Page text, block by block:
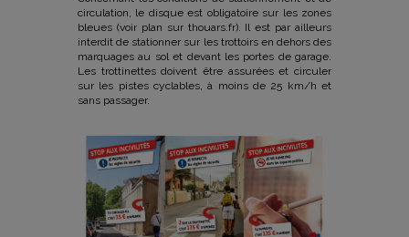
circulation, le disque est obligatoire sur les zones
bleues (voir plan sur thouars.fr). Il est par ailleurs
interdit de stationner sur les trottoirs en dehors des
marquages au sol et devant les portes de garage.
Les trottinettes doivent être assurées et circuler
sur les pistes cyclables, à moins de 25 km/h et
sans passager.